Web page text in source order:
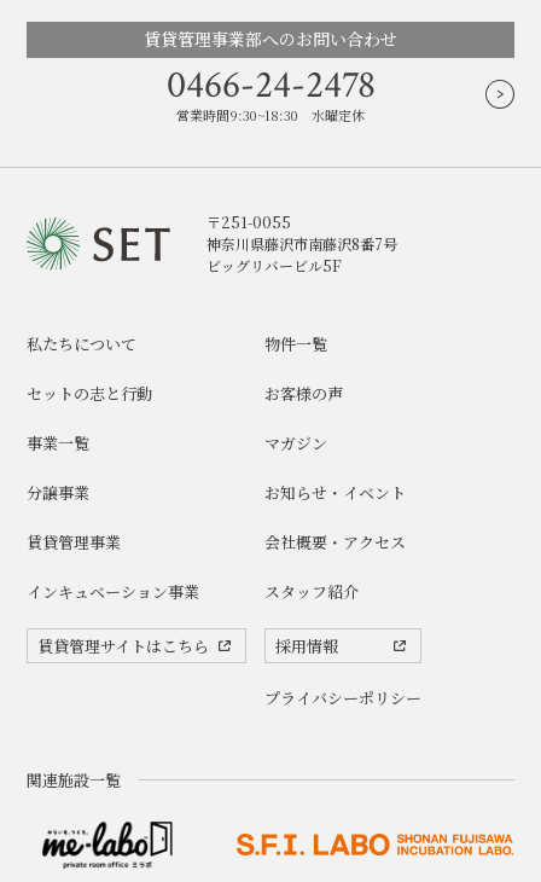
賃貸管理事業部へのお問い合わせ
0466-24-2478
営業時間9:30~18:30 水曜定休
〒251-0055
神奈川県藤沢市南藤沢8番7号
ビッグリバービル5F
私たちについて
セットの志と行動
事業一覧
分譲事業
賃貸管理事業
インキュベーション事業
賃貸管理サイトはこちら
物件一覧
お客様の声
マガジン
お知らせ・イベント
会社概要・アクセス
スタッフ紹介
採用情報
プライバシーポリシー
関連施設一覧